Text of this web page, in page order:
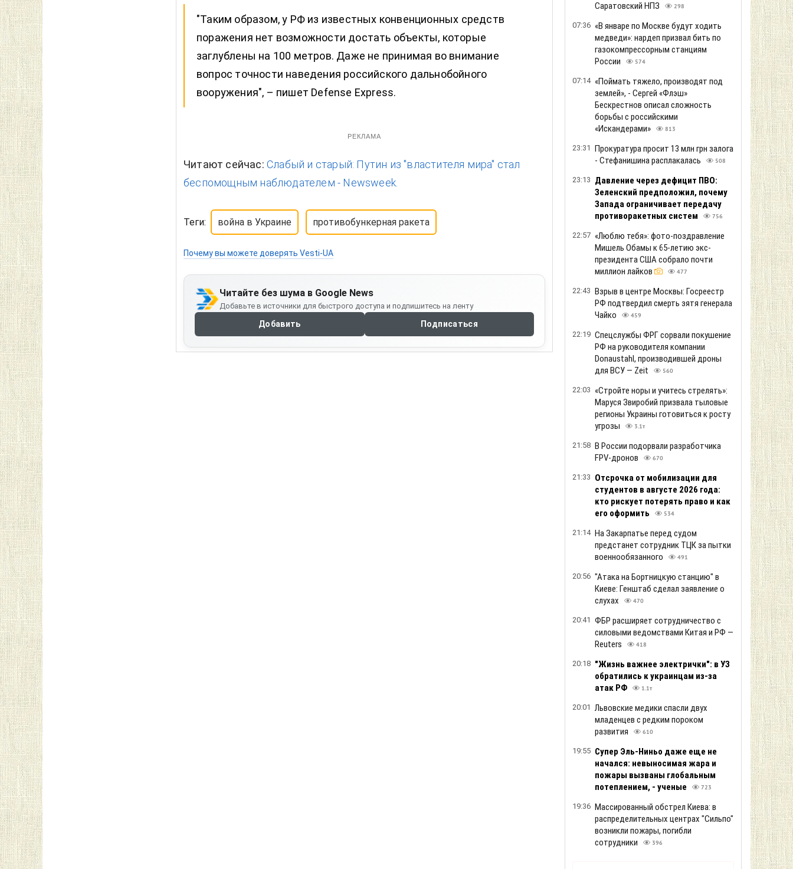
"Таким образом, у РФ из известных конвенционных средств
поражения нет возможности достать объекты, которые
заглублены на 100 метров. Даже не принимая во внимание
вопрос точности наведения российского дальнобойного
вооружения", – пишет Defense Express.
РЕКЛАМА
Читают сейчас: Слабый и старый: Путин из "властителя мира" стал
беспомощным наблюдателем - Newsweek.
Теги: война в Украине противобункерная ракета
Почему вы можете доверять Vesti-UA
Читайте без шума в Google News
Добавьте в источники для быстрого доступа и подпишитесь на ленту
Добавить Подписаться
Саратовский НПЗ
298
07:36 «В январе по Москве будут ходить
медведи»: нардеп призвал бить по
газокомпрессорным станциям
России
574
07:14 «Поймать тяжело, производят под
землей», - Сергей «Флэш»
Бескрестнов описал сложность
борьбы с российскими
«Искандерами»
813
23:31 Прокуратура просит 13 млн грн залога
- Стефанишина расплакалась
508
23:13 Давление через дефицит ПВО:
Зеленский предположил, почему
Запада ограничивает передачу
противоракетных систем
756
22:57 «Люблю тебя»: фото-поздравление
Мишель Обамы к 65-летию экс-
президента США собрало почти
миллион лайков
477
22:43 Взрыв в центре Москвы: Госреестр
РФ подтвердил смерть зятя генерала
Чайко
459
22:19 Спецслужбы ФРГ сорвали покушение
РФ на руководителя компании
Donaustahl, производившей дроны
для ВСУ — Zeit
560
22:03 «Стройте норы и учитесь стрелять»:
Маруся Звиробий призвала тыловые
регионы Украины готовиться к росту
угрозы
3.1т
21:58 В России подорвали разработчика
FPV-дронов
670
21:33 Отсрочка от мобилизации для
студентов в августе 2026 года:
кто рискует потерять право и как
его оформить
534
21:14 На Закарпатье перед судом
предстанет сотрудник ТЦК за пытки
военнообязанного
491
20:56 "Атака на Бортницкую станцию" в
Киеве: Генштаб сделал заявление о
слухах
470
20:41 ФБР расширяет сотрудничество с
силовыми ведомствами Китая и РФ —
Reuters
418
20:18 "Жизнь важнее электрички": в УЗ
обратились к украинцам из-за
атак РФ
1.1т
20:01 Львовские медики спасли двух
младенцев с редким пороком
развития
610
19:55 Супер Эль-Ниньо даже еще не
начался: невыносимая жара и
пожары вызваны глобальным
потеплением, - ученые
723
19:36 Массированный обстрел Киева: в
распределительных центрах "Сильпо"
возникли пожары, погибли
сотрудники
396